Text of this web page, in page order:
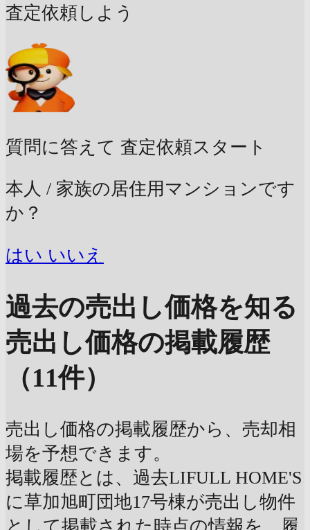
査定依頼しよう
質問に答えて 査定依頼スタート
本人 / 家族の居住用マンションです
か？
はい いいえ
過去の売出し価格を知る
売出し価格の掲載履歴
（11件）
売出し価格の掲載履歴から、売却相
場を予想できます。
掲載履歴とは、過去LIFULL HOME'S
に草加旭町団地17号棟が売出し物件